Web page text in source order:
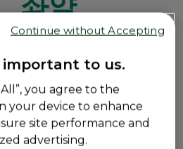
인 변비 증상의 빠른 완화에 적
다.
변비 해결1
important to us.
you agree to the
your device to enhance
site performance and
advertising.
Continue without Accepting